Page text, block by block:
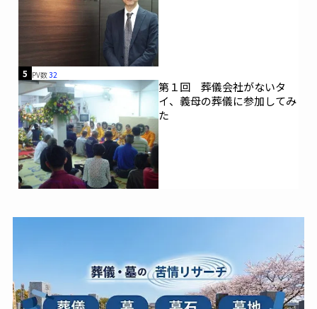
5 PV数32
第１回 葬儀会社がないタ
イ、義母の葬儀に参加してみ
た